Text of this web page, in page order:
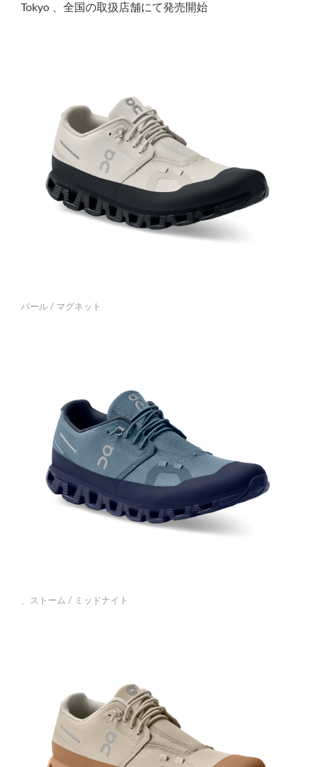
Tokyo 、全国の取扱店舗にて発売開始
パール / マグネット
、ストーム / ミッドナイト